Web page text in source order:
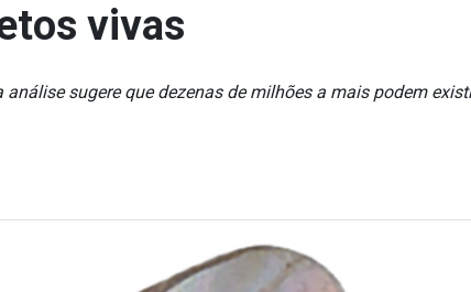
vivas
sugere que dezenas de milhões a mais podem